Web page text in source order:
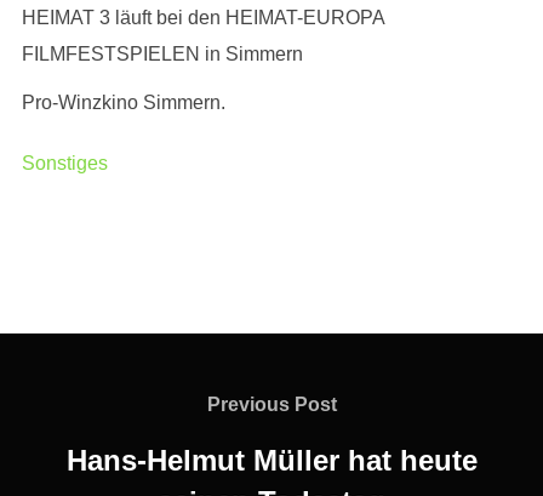
HEIMAT 3 läuft bei den HEIMAT-EUROPA
FILMFESTSPIELEN in Simmern
Pro-Winzkino Simmern.
Sonstiges
Previous
Previous Post
Hans-Helmut Müller hat heute